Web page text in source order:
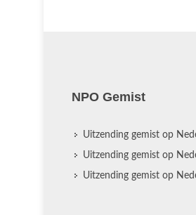
NPO Gemist
Uitzending gemist op
Uitzending gemist op
Uitzending gemist op